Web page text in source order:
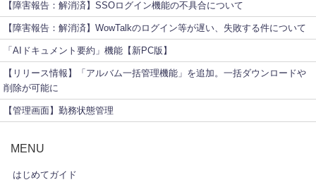
【障害報告：解消済】SSOログイン機能の不具合について
【障害報告：解消済】WowTalkのログイン等が遅い、失敗する件について
「AIドキュメント要約」機能【新PC版】
【リリース情報】「アルバム一括管理機能」を追加。一括ダウンロードや
削除が可能に
【管理画面】勤務状態管理
MENU
はじめてガイド